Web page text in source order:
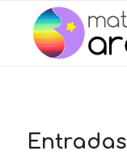
Entradas